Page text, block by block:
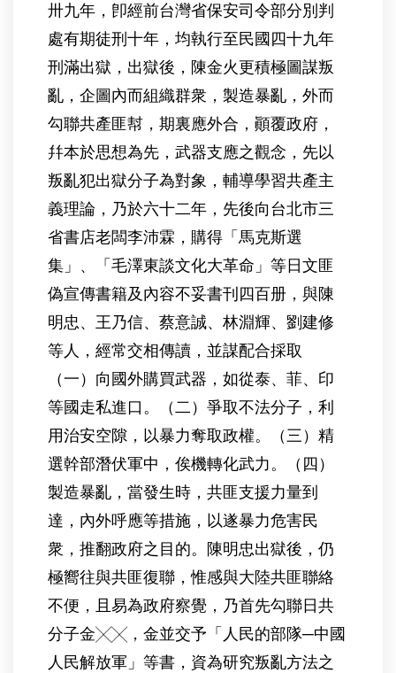
卅九年，卽經前台灣省保安司令部分別判
處有期徒刑十年，均執行至民國四十九年
刑滿出獄，出獄後，陳金火更積極圖謀叛
亂，企圖內而組織群衆，製造暴亂，外而
勾聯共產匪幇，期裏應外合，顚覆政府，
幷本於思想為先，武器支應之觀念，先以
叛亂犯出獄分子為對象，輔導學習共產主
義理論，乃於六十二年，先後向台北市三
省書店老闆李沛霖，購得「馬克斯選
集」、「毛澤東談文化大革命」等日文匪
偽宣傳書籍及內容不妥書刊四百册，與陳
明忠、王乃信、蔡意誠、林淵輝、劉建修
等人，經常交相傳讀，並謀配合採取
（一）向國外購買武器，如從泰、菲、印
等國走私進口。（二）爭取不法分子，利
用治安空隙，以暴力奪取政權。（三）精
選幹部潛伏軍中，俟機轉化武力。（四）
製造暴亂，當發生時，共匪支援力量到
達，內外呼應等措施，以遂暴力危害民
衆，推翻政府之目的。陳明忠出獄後，仍
極嚮往與共匪復聯，惟感與大陸共匪聯絡
不便，且易為政府察覺，乃首先勾聯日共
分子金╳╳，金並交予「人民的部隊─中國
人民解放軍」等書，資為研究叛亂方法之